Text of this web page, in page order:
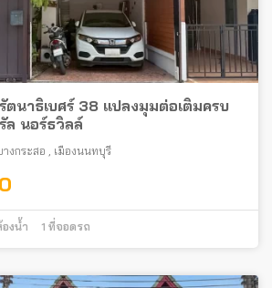
ตนาธิเบศร์ 38 แปลงมุมต่อเติมครบ
ล นอร์ธวิลล์
างกระสอ เมืองนนทบุรี
งน้ำ 1 ที่จอดรถ